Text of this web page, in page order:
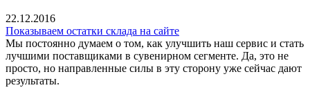
22.12.2016
Показываем остатки склада на сайте
Мы постоянно думаем о том, как улучшить наш сервис и стать
лучшими поставщиками в сувенирном сегменте. Да, это не
просто, но направленные силы в эту сторону уже сейчас дают
результаты.